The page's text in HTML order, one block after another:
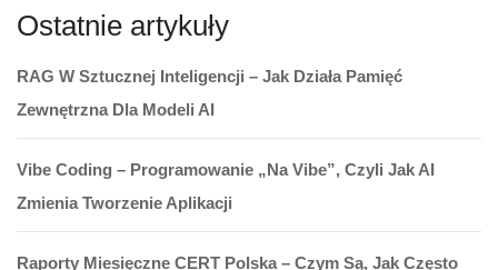
Ostatnie artykuły
RAG W Sztucznej Inteligencji – Jak Działa Pamięć
Zewnętrzna Dla Modeli AI
Vibe Coding – Programowanie „na Vibe”, Czyli Jak AI
Zmienia Tworzenie Aplikacji
Raporty Miesięczne CERT Polska – Czym Są, Jak Często